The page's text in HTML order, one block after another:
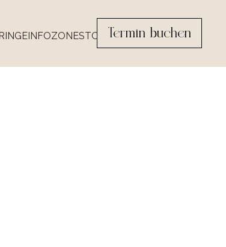
INFOZONESTORESTermin buchen